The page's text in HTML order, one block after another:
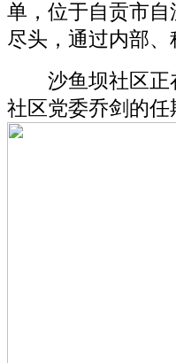
单，位于自贡市
尽头，通过内部
沙鱼坝社区正在
社区党委乔剑的